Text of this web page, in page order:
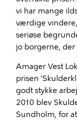
vi har mange
værdige
seriøse
jo borgerne, der
Amager Vest
prisen
godt stykke
2010 blev
Sundholm, for